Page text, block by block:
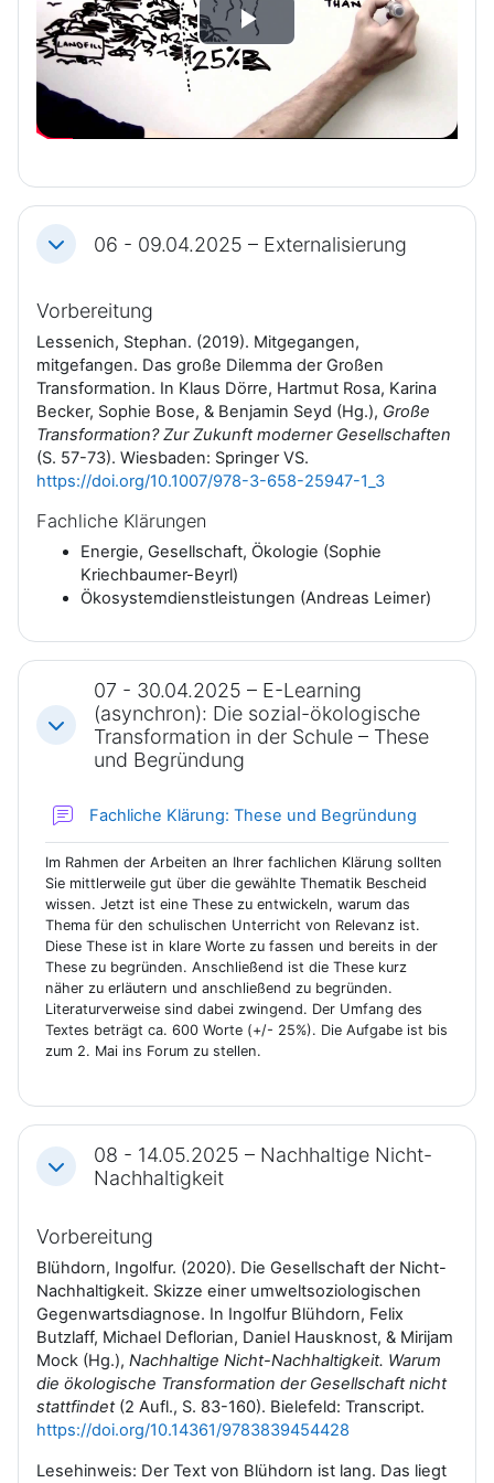
e
b
p
i
e
e
n
V
d
e
o
b
s
p
i
e
l
e
n
Einklappen06 - 09.04.2025 – Externalisierung
Vorbereitung
Lessenich, Stephan. (2019). Mitgegangen,
mitgefangen. Das große Dilemma der Großen
Transformation. In Klaus Dörre, Hartmut Rosa, Karina
Becker, Sophie Bose, & Benjamin Seyd (Hg.), Große
Transformation? Zur Zukunft moderner Gesellschaften
(S. 57-73). Wiesbaden: Springer VS.
https://doi.org/10.1007/978-3-658-25947-1_3
Fachliche Klärungen
Energie, Gesellschaft, Ökologie (Sophie
Kriechbaumer-Beyrl)
Ökosystemdienstleistungen (Andreas Leimer)
Einklappen
07 - 30.04.2025 – E-Learning
(asynchron): Die sozial-ökologische
Transformation in der Schule – These
und Begründung
Fachliche Klärung: These und Begründung
Im Rahmen der Arbeiten an Ihrer fachlichen Klärung sollten
Sie mittlerweile gut über die gewählte Thematik Bescheid
wissen. Jetzt ist eine These zu entwickeln, warum das
Thema für den schulischen Unterricht von Relevanz ist.
Diese These ist in klare Worte zu fassen und bereits in der
These zu begründen. Anschließend ist die These kurz
näher zu erläutern und anschließend zu begründen.
Literaturverweise sind dabei zwingend. Der Umfang des
Textes beträgt ca. 600 Worte (+/- 25%). Die Aufgabe ist bis
zum 2. Mai ins Forum zu stellen.
Einklappen
08 - 14.05.2025 – Nachhaltige Nicht-
Nachhaltigkeit
Vorbereitung
Blühdorn, Ingolfur. (2020). Die Gesellschaft der Nicht-
Nachhaltigkeit. Skizze einer umweltsoziologischen
Gegenwartsdiagnose. In Ingolfur Blühdorn, Felix
Butzlaff, Michael Deflorian, Daniel Hausknost, & Mirijam
Mock (Hg.), Nachhaltige Nicht-Nachhaltigkeit. Warum
die ökologische Transformation der Gesellschaft nicht
stattfindet(2 Aufl., S. 83-160). Bielefeld: Transcript.
https://doi.org/10.14361/9783839454428
Lesehinweis: Der Text von Blühdorn ist lang. Das liegt